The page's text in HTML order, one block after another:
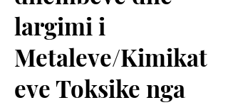
largimi i
Metaleve/Kimikat
eve Toksike nga